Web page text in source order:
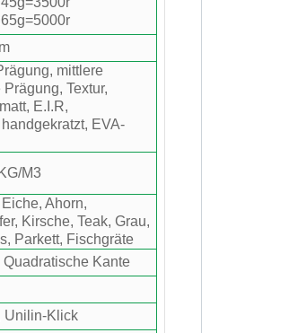
mittlere
Textur,
E.I.R,
EVA-
M3
Ahorn,
Kirsche, Teak, Grau,
Parkett, Fischgräte
Kante
Unilin-Klick